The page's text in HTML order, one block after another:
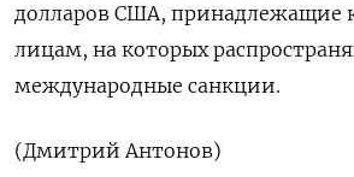
долларов США, принадлежащие
лицам, на которых
международные санкции.
(Дмитрий Антонов)